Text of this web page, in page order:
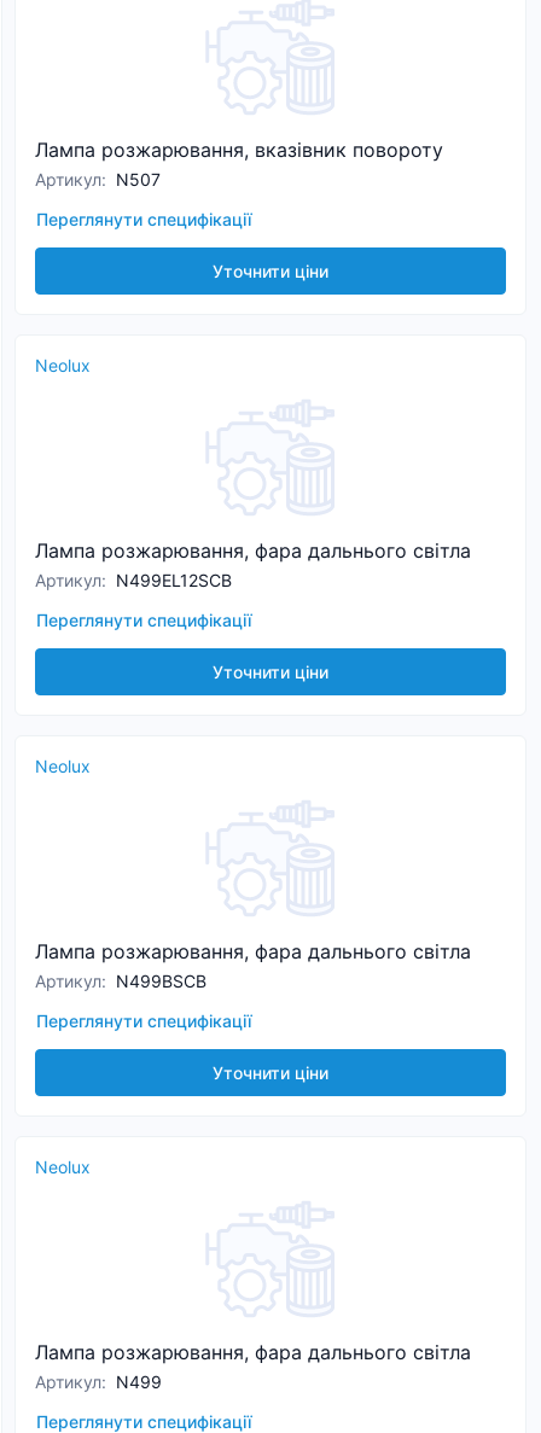
Лампа розжарювання, вказівник повороту
Артикул: N507
Переглянути специфікації
Уточнити ціни
Neolux
Лампа розжарювання, фара дальнього світла
Артикул: N499EL12SCB
Переглянути специфікації
Уточнити ціни
Neolux
Лампа розжарювання, фара дальнього світла
Артикул: N499BSCB
Переглянути специфікації
Уточнити ціни
Neolux
Лампа розжарювання, фара дальнього світла
Артикул: N499
Переглянути специфікації